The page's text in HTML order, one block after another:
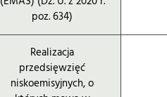
poz. 634)
Realizacja
przedsięwzięć
niskoemisyjnych, o